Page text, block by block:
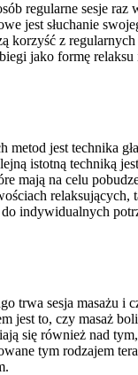
regularne sesje raz
jest słuchanie
z regularnych
jako formę
jest technika
istotną techniką
mają na celu
relaksujących,
indywidualnych
trwa sesja masażu i
jest to, czy masaż
się również nad
tym rodzajem